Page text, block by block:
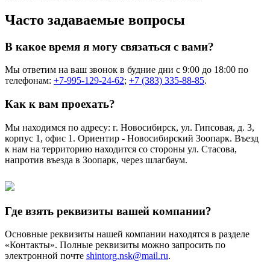
Часто задаваемые вопросы
В какое время я могу связаться с вами?
Мы ответим на ваш звонок в будние дни с 9:00 до 18:00 по
телефонам: +7-995-129-24-62; +7 (383) 335-88-85.
Как к вам проехать?
Мы находимся по адресу: г. Новосибирск, ул. Гипсовая, д. 3,
корпус 1, офис 1. Ориентир - Новосибирский Зоопарк. Въезд
к нам на территорию находится со стороны ул. Стасова,
напротив въезда в Зоопарк, через шлагбаум.
Где взять реквизиты вашей компании?
Основные реквизиты нашей компании находятся в разделе
«Контакты». Полные реквизиты можно запросить по
электронной почте shintorg.nsk@mail.ru.